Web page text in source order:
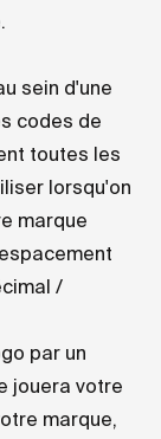
sein d'une
codes de
toutes les
lorsqu'on
marque
/
par un
jouera votre
marque,